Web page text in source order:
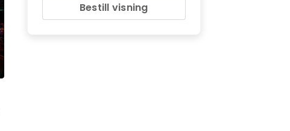
Bestill visning